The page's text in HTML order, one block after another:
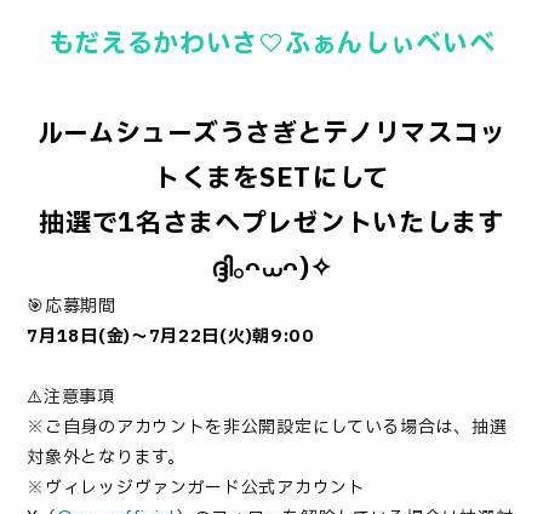
もだえるかわいさ♡ふぁんしぃべいべ
ルームシューズうさぎとテノリマスコッ
トくまをSETにして
抽選で1名さまへプレゼントいたします
ദ്ദി𓂂ᴖ⩊ᴖ)✧
🎯応募期間
7月18日(金)〜7月22日(火)朝9:00
⚠️注意事項
※ご自身のアカウントを非公開設定にしている場合は、抽選
対象外となります。
※ヴィレッジヴァンガード公式アカウント